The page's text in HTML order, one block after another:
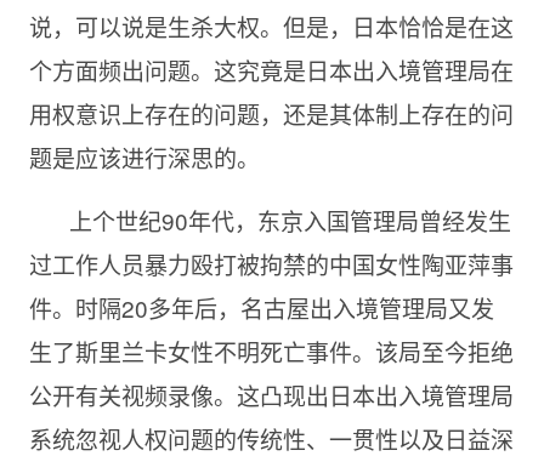
说，可以说是生杀大权。但是，日本恰恰是在这
个方面频出问题。这究竟是日本出入境管理局在
用权意识上存在的问题，还是其体制上存在的问
题是应该进行深思的。
上个世纪90年代，东京入国管理局曾经发生
过工作人员暴力殴打被拘禁的中国女性陶亚萍事
件。时隔20多年后，名古屋出入境管理局又发
生了斯里兰卡女性不明死亡事件。该局至今拒绝
公开有关视频录像。这凸现出日本出入境管理局
系统忽视人权问题的传统性、一贯性以及日益深